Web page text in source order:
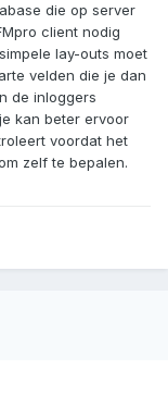
die op server
client nodig
lay-outs moet
velden die je dan
de inloggers
kan beter ervoor
voordat het
zelf te bepalen.